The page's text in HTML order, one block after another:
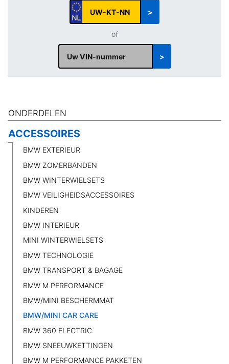
>
of
>
ONDERDELEN
ACCESSOIRES
BMW EXTERIEUR
BMW ZOMERBANDEN
BMW WINTERWIELSETS
BMW VEILIGHEIDSACCESSOIRES
KINDEREN
BMW INTERIEUR
MINI WINTERWIELSETS
BMW TECHNOLOGIE
BMW TRANSPORT & BAGAGE
BMW M PERFORMANCE
BMW/MINI BESCHERMMAT
BMW/MINI CAR CARE
BMW 360 ELECTRIC
BMW SNEEUWKETTINGEN
BMW M PERFORMANCE PAKKETEN